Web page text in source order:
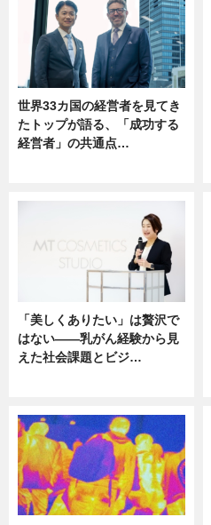
世界33カ国の経営者を見てき
たトップが語る、「成功する
経営者」の共通点…
「美しくありたい」は贅沢で
はない――乳がん経験から見
えた社会課題とビジ…